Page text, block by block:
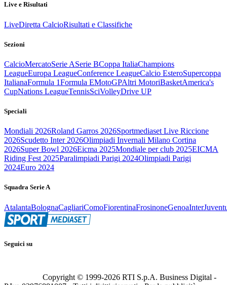
Live e Risultati
LiveDiretta CalcioRisultati e Classifiche
Sezioni
CalcioMercatoSerie ASerie BCoppa ItaliaChampions
LeagueEuropa LeagueConference LeagueCalcio EsteroSupercoppa
ItalianaFormula 1Formula EMotoGPAltri MotoriBasketAmerica's
CupNations LeagueTennisSciVolleyDrive UP
Speciali
Mondiali 2026Roland Garros 2026Sportmediaset Live Riccione
2026Scudetto Inter 2026Olimpiadi Invernali Milano Cortina
2026Super Bowl 2026Eicma 2025Mondiale per club 2025EICMA
Riding Fest 2025Paralimpiadi Parigi 2024Olimpiadi Parigi
2024Euro 2024
Squadra Serie A
AtalantaBolognaCagliariComoFiorentinaFrosinoneGenoaInter
Seguici su
Copyright © 1999-2026 RTI S.p.A. Business Digital -